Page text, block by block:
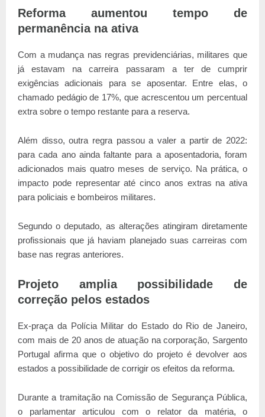
Reforma aumentou tempo de
permanência na ativa
Com a mudança nas regras previdenciárias, militares que
já estavam na carreira passaram a ter de cumprir
exigências adicionais para se aposentar. Entre elas, o
chamado pedágio de 17%, que acrescentou um percentual
extra sobre o tempo restante para a reserva.
Além disso, outra regra passou a valer a partir de 2022:
para cada ano ainda faltante para a aposentadoria, foram
adicionados mais quatro meses de serviço. Na prática, o
impacto pode representar até cinco anos extras na ativa
para policiais e bombeiros militares.
Segundo o deputado, as alterações atingiram diretamente
profissionais que já haviam planejado suas carreiras com
base nas regras anteriores.
Projeto amplia possibilidade de
correção pelos estados
Ex-praça da Polícia Militar do Estado do Rio de Janeiro,
com mais de 20 anos de atuação na corporação, Sargento
Portugal afirma que o objetivo do projeto é devolver aos
estados a possibilidade de corrigir os efeitos da reforma.
Durante a tramitação na Comissão de Segurança Pública,
o parlamentar articulou com o relator da matéria, o